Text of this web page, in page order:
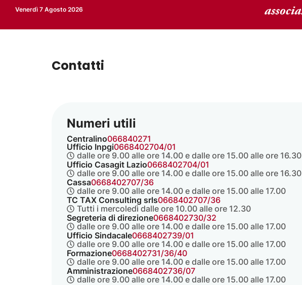
Venerdì 7 Agosto 2026
Contatti
Numeri utili
Centralino066840271
Ufficio Inpgi0668402704/01
dalle ore 9.00 alle ore 14.00 e dalle ore 15.00 alle ore 16.30
Ufficio Casagit Lazio0668402704/01
dalle ore 9.00 alle ore 14.00 e dalle ore 15.00 alle ore 16.30
Cassa0668402707/36
dalle ore 9.00 alle ore 14.00 e dalle ore 15.00 alle 17.00
TC TAX Consulting srls0668402707/36
Tutti i mercoledì dalle ore 10.00 alle ore 12.30
Segreteria di direzione0668402730/32
dalle ore 9.00 alle ore 14.00 e dalle ore 15.00 alle 17.00
Ufficio Sindacale0668402739/01
dalle ore 9.00 alle ore 14.00 e dalle ore 15.00 alle 17.00
Formazione0668402731/36/40
dalle ore 9.00 alle ore 14.00 e dalle ore 15.00 alle 17.00
Amministrazione0668402736/07
dalle ore 9.00 alle ore 14.00 e dalle ore 15.00 alle 17.00